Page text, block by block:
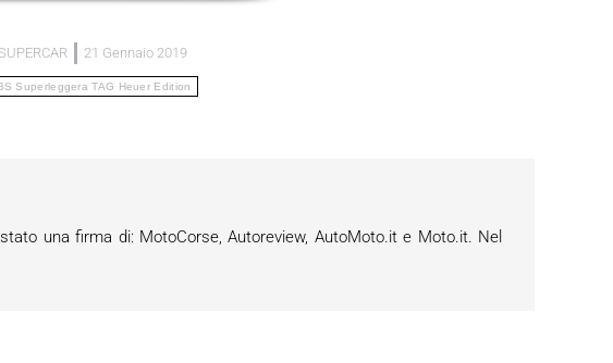
21 Gennaio 2019
Superleggera TAG Heuer Edition
una firma di: MotoCorse, Autoreview, AutoMoto.it e Moto.it. Nel